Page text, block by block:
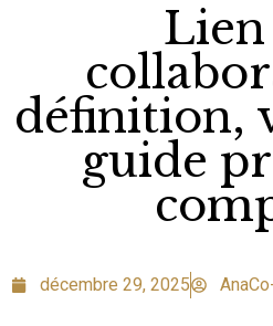
Lien
définition,
guide
décembre 29, 2025